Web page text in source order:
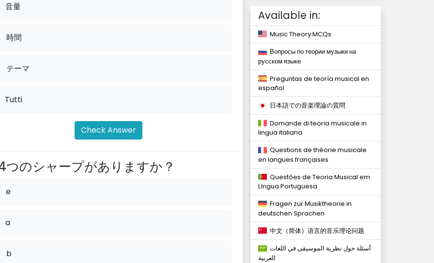
音量
時間
テーマ
Tutti
Check Answer
つのシャープがありますか？
e
a
b
Available in:
Music Theory MCQs
Вопросы по теории музыки на
русском языке
Preguntas de teoría musical en
español
日本語での音楽理論の質問
Domande di teoria musicale in
lingua italiana
Questions de théorie musicale
en langues françaises
Questões de Teoria Musical em
Língua Portuguesa
Fragen zur Musiktheorie in
deutschen Sprachen
中文（简体）语言的音乐理论问题
العربية